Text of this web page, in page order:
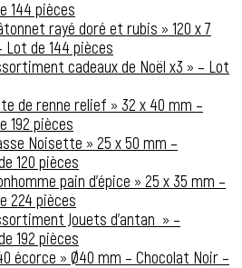
144 pièces
rayé doré et rubis » 120 x 7
Lot de 144 pièces
cadeaux de Noël x3 » – Lot
de renne relief » 32 x 40 mm –
192 pièces
Noisette » 25 x 50 mm –
120 pièces
pain d’épice » 25 x 35 mm –
224 pièces
Jouets d’antan » –
192 pièces
écorce » Ø40 mm – Chocolat Noir –